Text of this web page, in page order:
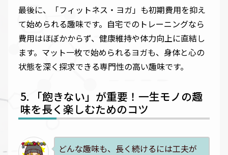
最後に、「フィットネス・ヨガ」も初期費用を抑え
て始められる趣味です。自宅でのトレーニングなら
費用はほぼかからず、健康維持や体力向上に直結し
ます。マット一枚で始められるヨガも、身体と心の
状態を深く探求できる専門性の高い趣味です。
「飽きない」が重要！一生モノの趣
味を長く楽しむためのコツ
どんな趣味も、長く続けるには工夫が